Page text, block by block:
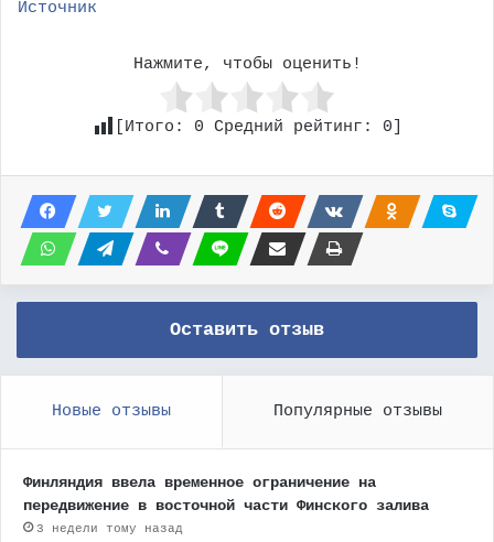
Источник
Нажмите, чтобы оценить!
[Итого: 0 Средний рейтинг: 0
Оставить отзыв
Новые отзывы Популярные отзывы
Финляндия ввела временное ограничение на
передвижение в восточной части Финского залива
3 недели тому назад